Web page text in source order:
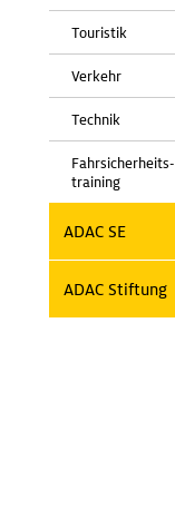
Touristik
Verkehr
Technik
Fahrsicherheits-
training
ADAC SE
ADAC Stiftung